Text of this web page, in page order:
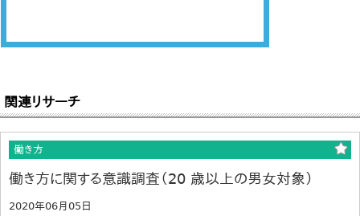
関連リサーチ
働き方
働き方に関する意識調査（20 歳以上の男女対象）
2020年06月05日